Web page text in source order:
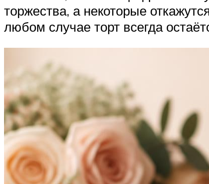
торжества, а некоторые
любом случае торт всегда